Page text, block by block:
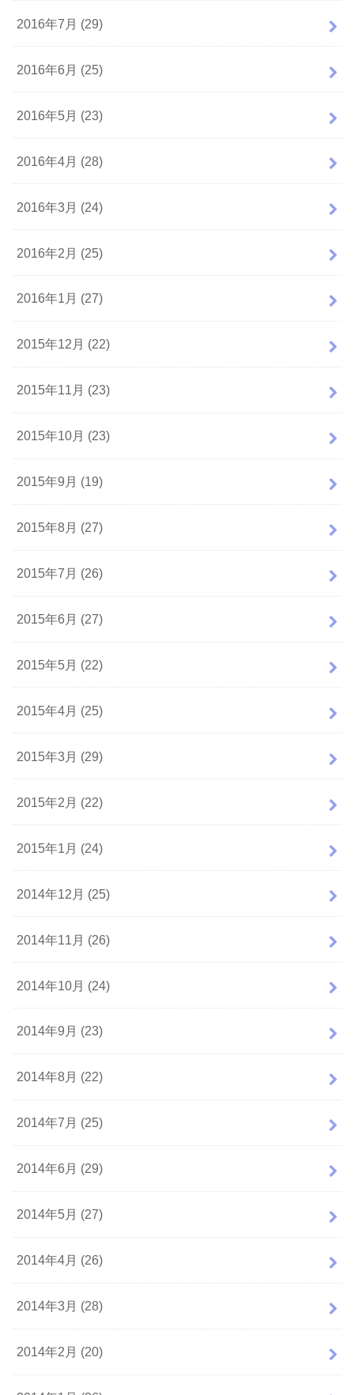
2016年7月 (29)
2016年6月 (25)
2016年5月 (23)
2016年4月 (28)
2016年3月 (24)
2016年2月 (25)
2016年1月 (27)
2015年12月 (22)
2015年11月 (23)
2015年10月 (23)
2015年9月 (19)
2015年8月 (27)
2015年7月 (26)
2015年6月 (27)
2015年5月 (22)
2015年4月 (25)
2015年3月 (29)
2015年2月 (22)
2015年1月 (24)
2014年12月 (25)
2014年11月 (26)
2014年10月 (24)
2014年9月 (23)
2014年8月 (22)
2014年7月 (25)
2014年6月 (29)
2014年5月 (27)
2014年4月 (26)
2014年3月 (28)
2014年2月 (20)